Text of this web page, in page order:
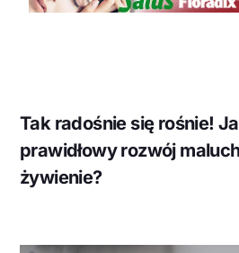
Tak radośnie się rośnie!
prawidłowy rozwój
żywienie?